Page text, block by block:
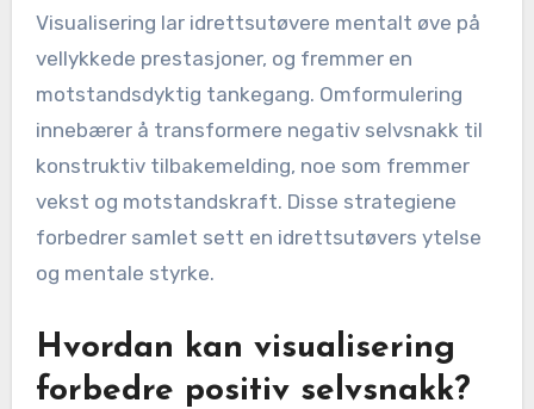
Visualisering lar idrettsutøvere mentalt øve på
vellykkede prestasjoner, og fremmer en
motstandsdyktig tankegang. Omformulering
innebærer å transformere negativ selvsnakk til
konstruktiv tilbakemelding, noe som fremmer
vekst og motstandskraft. Disse strategiene
forbedrer samlet sett en idrettsutøvers ytelse
og mentale styrke.
Hvordan kan visualisering
forbedre positiv selvsnakk?